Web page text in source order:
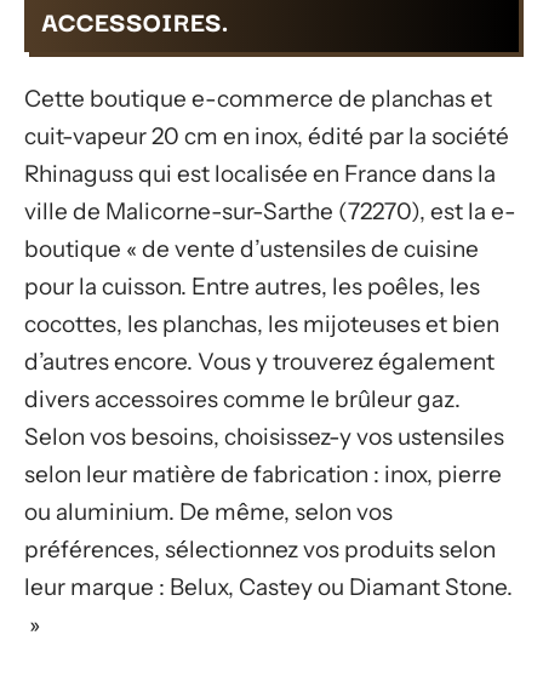
ACCESSOIRES.
Cette boutique e-commerce de planchas et
cuit-vapeur 20 cm en inox, édité par la société
Rhinaguss qui est localisée en France dans la
ville de Malicorne-sur-Sarthe (72270), est la e-
boutique « de vente d’ustensiles de cuisine
pour la cuisson. Entre autres, les poêles, les
cocottes, les planchas, les mijoteuses et bien
d’autres encore. Vous y trouverez également
divers accessoires comme le brûleur gaz.
Selon vos besoins, choisissez-y vos ustensiles
selon leur matière de fabrication : inox, pierre
ou aluminium. De même, selon vos
préférences, sélectionnez vos produits selon
leur marque : Belux, Castey ou Diamant Stone.
»